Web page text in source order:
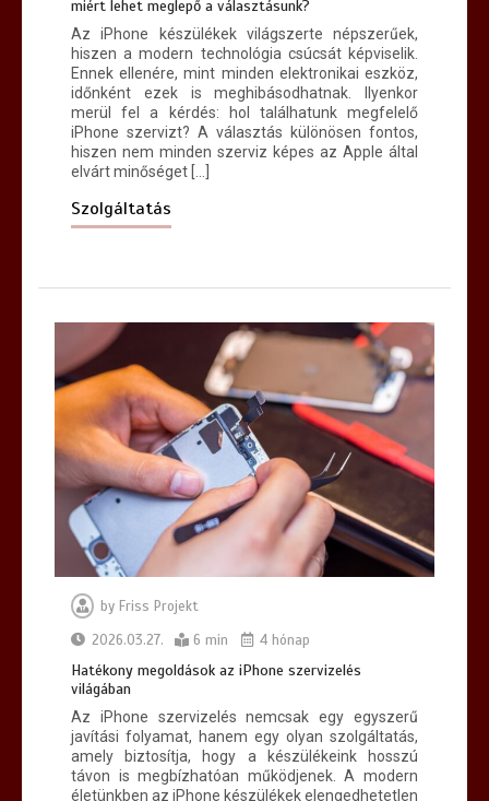
miért lehet meglepő a választásunk?
Az iPhone készülékek világszerte népszerűek,
hiszen a modern technológia csúcsát képviselik.
Ennek ellenére, mint minden elektronikai eszköz,
időnként ezek is meghibásodhatnak. Ilyenkor
merül fel a kérdés: hol találhatunk megfelelő
iPhone szervizt? A választás különösen fontos,
hiszen nem minden szerviz képes az Apple által
elvárt minőséget […]
Szolgáltatás
by Friss Projekt
2026.03.27.
6 min 4 hónap
Hatékony megoldások az iPhone szervizelés
világában
Az iPhone szervizelés nemcsak egy egyszerű
javítási folyamat, hanem egy olyan szolgáltatás,
amely biztosítja, hogy a készülékeink hosszú
távon is megbízhatóan működjenek. A modern
életünkben az iPhone készülékek elengedhetetlen